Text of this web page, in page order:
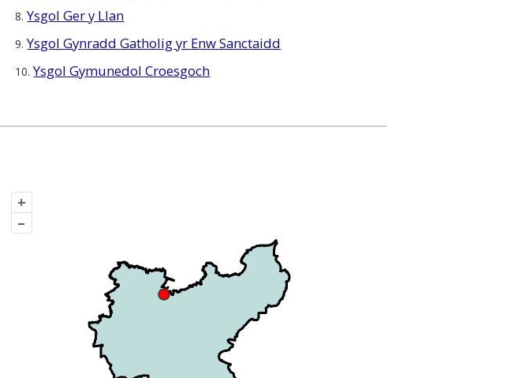
8.Ysgol Ger y Llan
9.Ysgol Gynradd Gatholig yr Enw Sanctaidd
10.Ysgol Gymunedol Croesgoch
+
–